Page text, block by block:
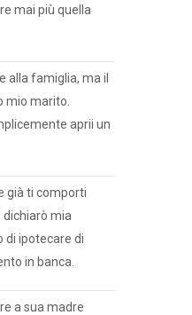
mai più quella
alla famiglia, ma il
mio marito.
aprii un
già ti comporti
dichiarò mia
di ipotecare di
in banca.
a sua madre